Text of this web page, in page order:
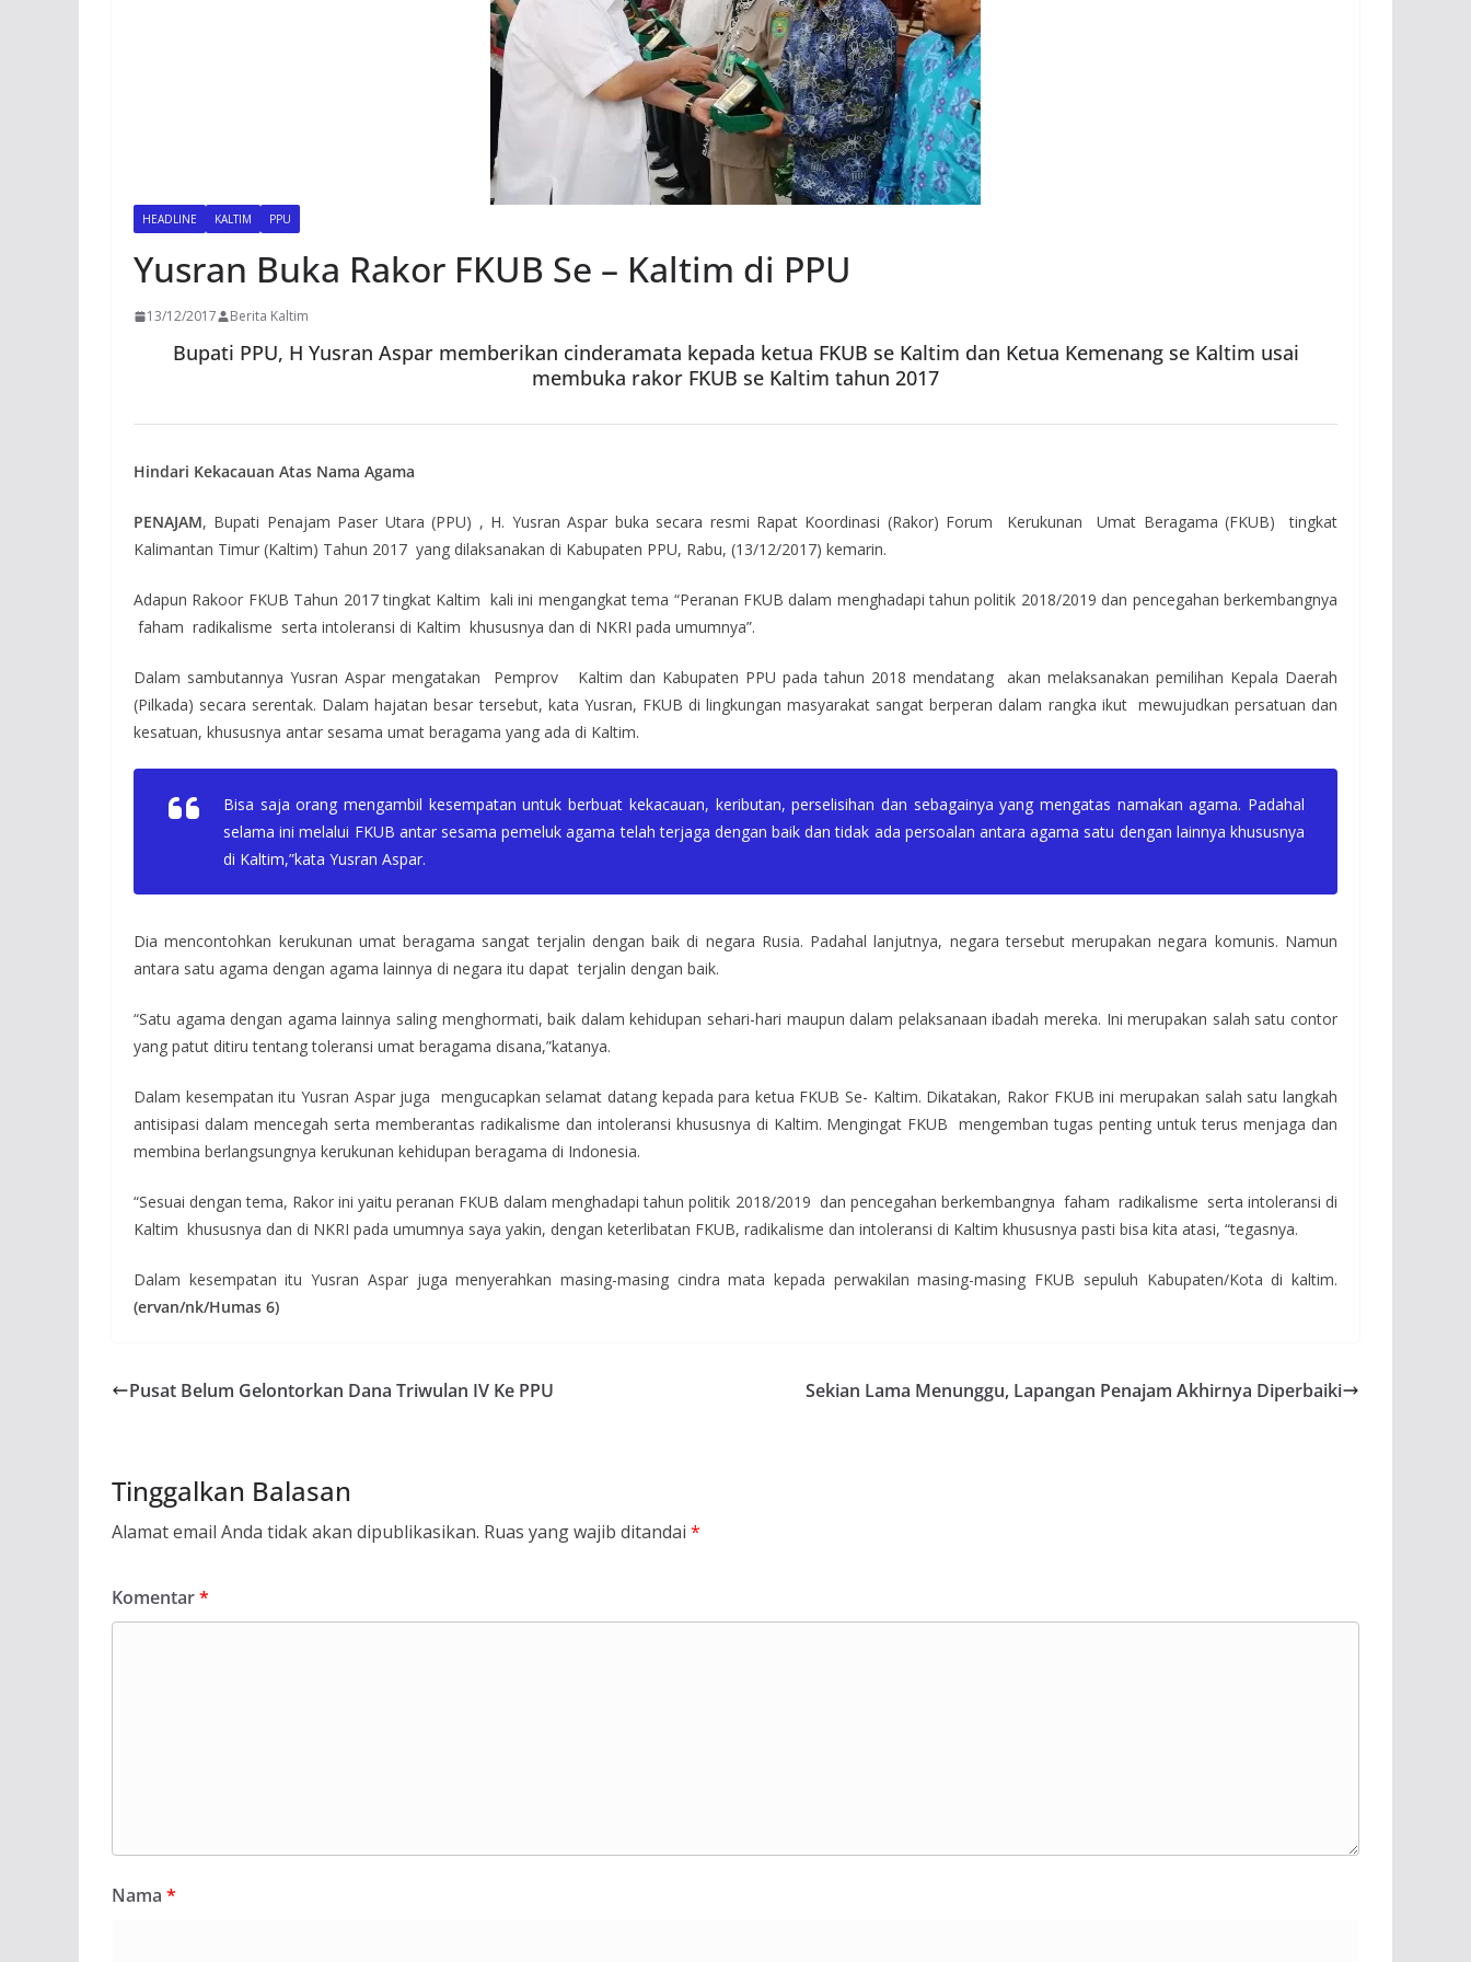
HEADLINE KALTIM PPU
Yusran Buka Rakor FKUB Se – Kaltim di PPU
13/12/2017 Berita Kaltim
Bupati PPU, H Yusran Aspar memberikan cinderamata kepada ketua FKUB se Kaltim dan Ketua Kemenang se Kaltim usai
membuka rakor FKUB se Kaltim tahun 2017
Hindari Kekacauan Atas Nama Agama
PENAJAM, Bupati Penajam Paser Utara (PPU) , H. Yusran Aspar buka secara resmi Rapat Koordinasi (Rakor) Forum Kerukunan Umat Beragama (FKUB) tingkat
Kalimantan Timur (Kaltim) Tahun 2017 yang dilaksanakan di Kabupaten PPU, Rabu, (13/12/2017) kemarin.
Adapun Rakoor FKUB Tahun 2017 tingkat Kaltim kali ini mengangkat tema “Peranan FKUB dalam menghadapi tahun politik 2018/2019 dan pencegahan berkembangnya
faham radikalisme serta intoleransi di Kaltim khususnya dan di NKRI pada umumnya”.
Dalam sambutannya Yusran Aspar mengatakan Pemprov Kaltim dan Kabupaten PPU pada tahun 2018 mendatang akan melaksanakan pemilihan Kepala Daerah
(Pilkada) secara serentak. Dalam hajatan besar tersebut, kata Yusran, FKUB di lingkungan masyarakat sangat berperan dalam rangka ikut mewujudkan persatuan dan
kesatuan, khususnya antar sesama umat beragama yang ada di Kaltim.
Bisa saja orang mengambil kesempatan untuk berbuat kekacauan, keributan, perselisihan dan sebagainya yang mengatas namakan agama. Padahal
selama ini melalui FKUB antar sesama pemeluk agama telah terjaga dengan baik dan tidak ada persoalan antara agama satu dengan lainnya khususnya
di Kaltim,”kata Yusran Aspar.
Dia mencontohkan kerukunan umat beragama sangat terjalin dengan baik di negara Rusia. Padahal lanjutnya, negara tersebut merupakan negara komunis. Namun
antara satu agama dengan agama lainnya di negara itu dapat terjalin dengan baik.
“Satu agama dengan agama lainnya saling menghormati, baik dalam kehidupan sehari-hari maupun dalam pelaksanaan ibadah mereka. Ini merupakan salah satu contor
yang patut ditiru tentang toleransi umat beragama disana,”katanya.
Dalam kesempatan itu Yusran Aspar juga mengucapkan selamat datang kepada para ketua FKUB Se- Kaltim. Dikatakan, Rakor FKUB ini merupakan salah satu langkah
antisipasi dalam mencegah serta memberantas radikalisme dan intoleransi khususnya di Kaltim. Mengingat FKUB mengemban tugas penting untuk terus menjaga dan
membina berlangsungnya kerukunan kehidupan beragama di Indonesia.
“Sesuai dengan tema, Rakor ini yaitu peranan FKUB dalam menghadapi tahun politik 2018/2019 dan pencegahan berkembangnya faham radikalisme serta intoleransi di
Kaltim khususnya dan di NKRI pada umumnya saya yakin, dengan keterlibatan FKUB, radikalisme dan intoleransi di Kaltim khususnya pasti bisa kita atasi, “tegasnya.
Dalam kesempatan itu Yusran Aspar juga menyerahkan masing-masing cindra mata kepada perwakilan masing-masing FKUB sepuluh Kabupaten/Kota di kaltim.
(ervan/nk/Humas 6)
Pusat Belum Gelontorkan Dana Triwulan IV Ke PPU Sekian Lama Menunggu, Lapangan Penajam Akhirnya Diperbaiki
Tinggalkan Balasan
Alamat email Anda tidak akan dipublikasikan. Ruas yang wajib ditandai *
Komentar*
Nama *